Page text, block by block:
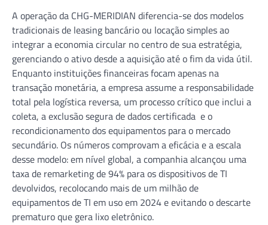
A operação da CHG-MERIDIAN diferencia-se dos modelos
tradicionais de leasing bancário ou locação simples ao
integrar a economia circular no centro de sua estratégia,
gerenciando o ativo desde a aquisição até o fim da vida útil.
Enquanto instituições financeiras focam apenas na
transação monetária, a empresa assume a responsabilidade
total pela logística reversa, um processo crítico que inclui a
coleta, a exclusão segura de dados certificada e o
recondicionamento dos equipamentos para o mercado
secundário. Os números comprovam a eficácia e a escala
desse modelo: em nível global, a companhia alcançou uma
taxa de remarketing de 94% para os dispositivos de TI
devolvidos, recolocando mais de um milhão de
equipamentos de TI em uso em 2024 e evitando o descarte
prematuro que gera lixo eletrônico.